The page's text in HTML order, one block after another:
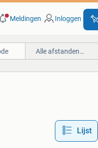
Meldingen Inloggen
Alle afstanden…
Lijst